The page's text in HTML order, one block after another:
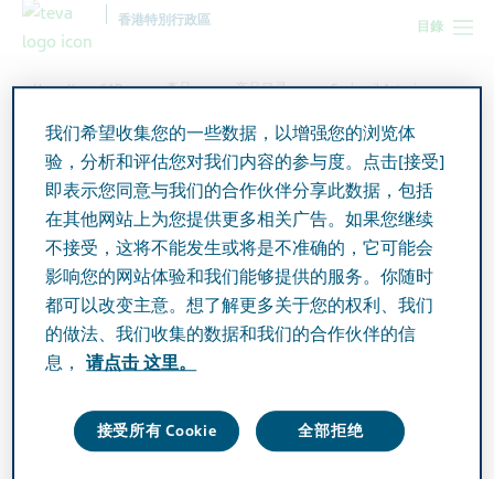
目錄
香港特別行政區
Hong Kong SAR 產品 产品目录
Enalapril Actavis
Enalapril Actavis Tablets
10mg
Active Ingredient
Enalapril 10mg
Additional Info
Tablet
我们希望收集您的一些数据，以增强您的浏览体
验，分析和评估您对我们内容的参与度。点击[接受]
即表示您同意与我们的合作伙伴分享此数据，包括
在其他网站上为您提供更多相关广告。如果您继续
不接受，这将不能发生或将是不准确的，它可能会
影响您的网站体验和我们能够提供的服务。你随时
都可以改变主意。想了解更多关于您的权利、我们
的做法、我们收集的数据和我们的合作伙伴的信
息，
请点击 这里。
接受所有 Cookie 全部拒绝